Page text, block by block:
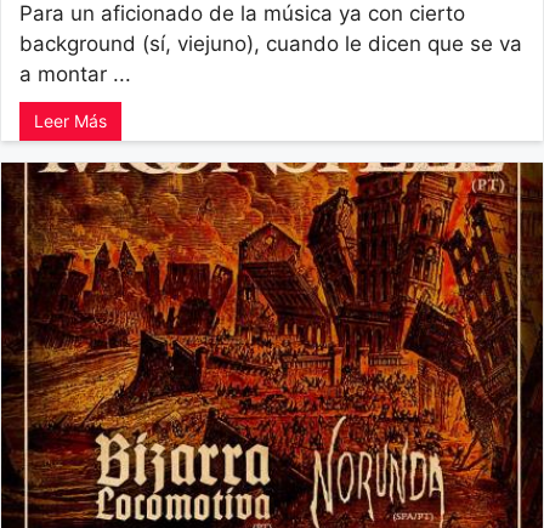
Para un aficionado de la música ya con cierto
background (sí, viejuno), cuando le dicen que se va
a montar ...
Leer Más